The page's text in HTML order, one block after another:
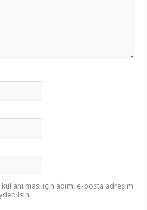
için adım, e-posta adresim